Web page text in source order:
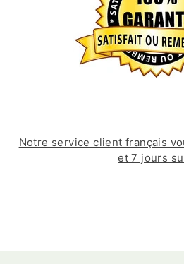
Notre service client français
et 7 jours